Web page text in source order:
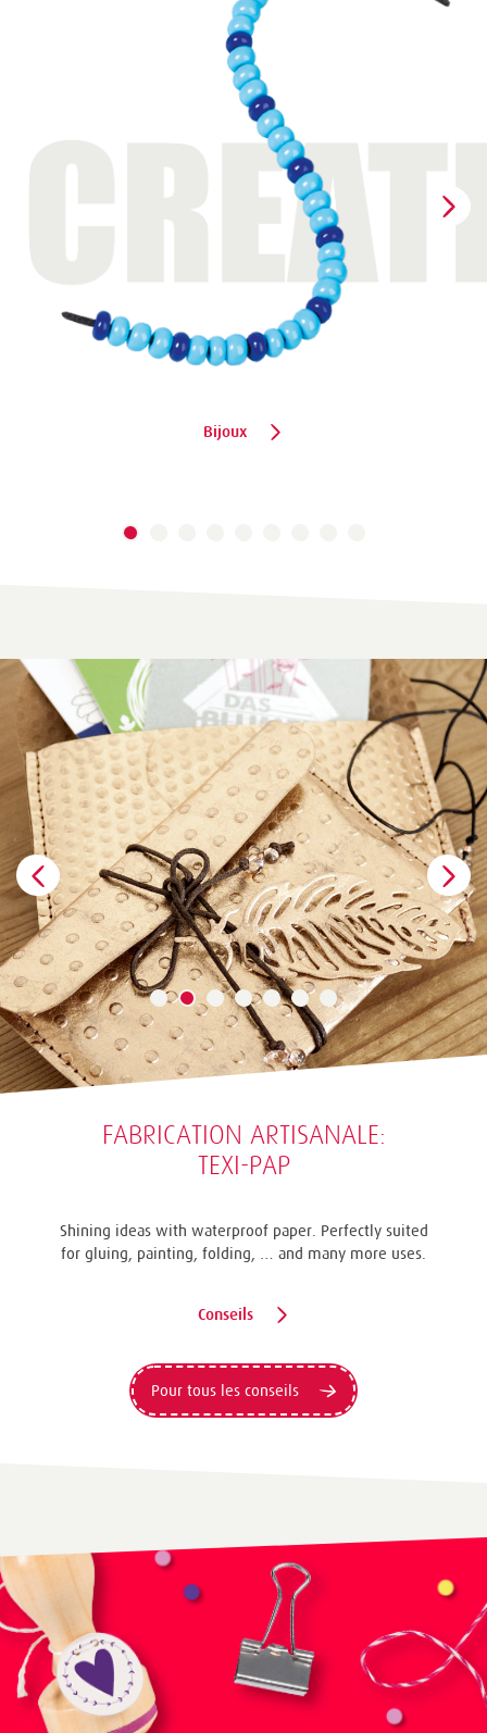
Bijoux
FABRICATION ARTISANALE:
TEXI-PAP
Shining ideas with waterproof paper. Perfectly suited
for gluing, painting, folding, … and many more uses.
Conseils
Pour tous les conseils